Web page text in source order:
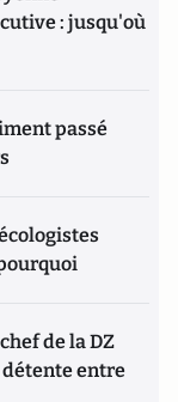
: jusqu'où
passé
de la DZ
détente entre